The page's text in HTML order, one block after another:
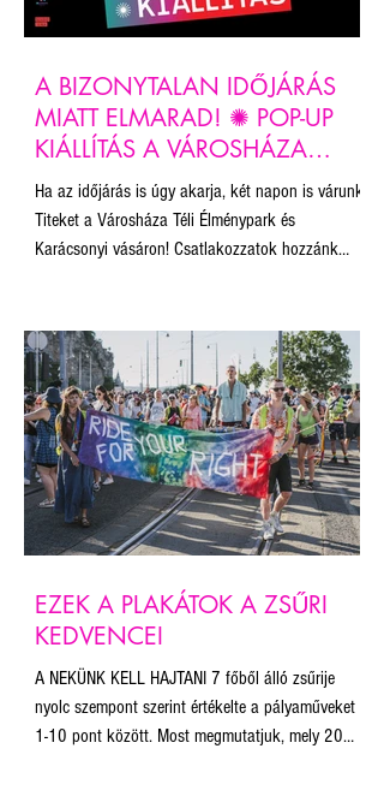
A BIZONYTALAN IDŐJÁRÁS
MIATT ELMARAD! ✺ POP-UP
KIÁLLÍTÁS A VÁROSHÁZA
PARKBAN ✺
Ha az időjárás is úgy akarja, két napon is várunk
Titeket a Városháza Téli Élménypark és
Karácsonyi vásáron! Csatlakozzatok hozzánk
pop-up kiállításán! Gyertek forraltborozni, sült
gesztenyézni, korcsolyázni és kiállítást nézni!
Hangolódjunk együtt az ünnepekre!
EZEK A PLAKÁTOK A ZSŰRI
KEDVENCEI
A NEKÜNK KELL HAJTANI 7 főből álló zsűrije
nyolc szempont szerint értékelte a pályaműveket
1-10 pont között. Most megmutatjuk, mely 20